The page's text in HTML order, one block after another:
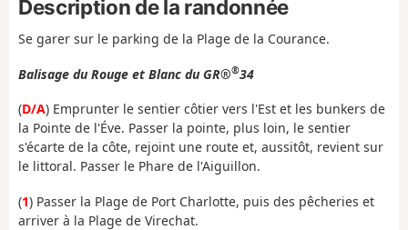
Description de la randonnée
Se garer sur le parking de la Plage de la Courance.
Balisage du Rouge et Blanc du GR®®34
(D/A) Emprunter le sentier côtier vers l'Est et les bunkers de
la Pointe de l'Éve. Passer la pointe, plus loin, le sentier
s'écarte de la côte, rejoint une route et, aussitôt, revient sur
le littoral. Passer le Phare de l'Aiguillon.
(1) Passer la Plage de Port Charlotte, puis des pêcheries et
arriver à la Plage de Virechat.